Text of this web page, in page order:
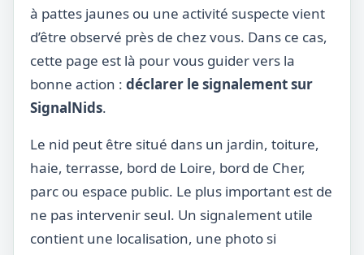
à pattes jaunes ou une activité suspecte vient
d’être observé près de chez vous. Dans ce cas,
cette page est là pour vous guider vers la
bonne action : déclarer le signalement sur
SignalNids.
Le nid peut être situé dans un jardin, toiture,
haie, terrasse, bord de Loire, bord de Cher,
parc ou espace public. Le plus important est de
ne pas intervenir seul. Un signalement utile
contient une localisation, une photo si